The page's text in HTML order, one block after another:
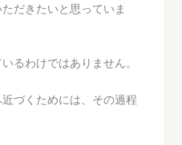
だきたいと思っていま
るわけではありません。
づくためには、その過程